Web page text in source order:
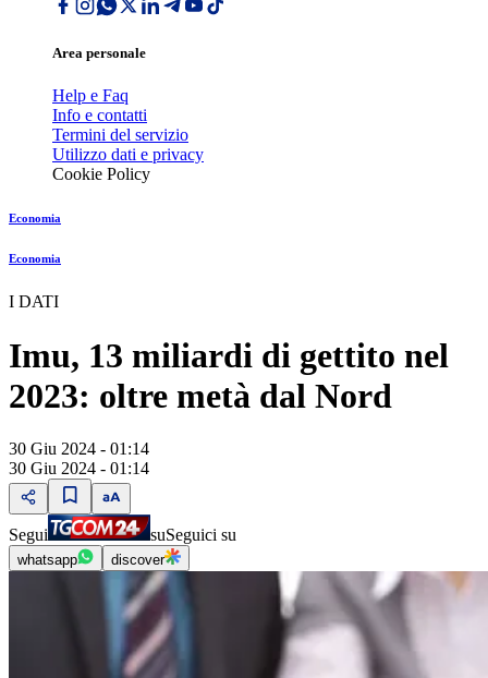
Area personale
Help e Faq
Info e contatti
Termini del servizio
Utilizzo dati e privacy
Cookie Policy
Economia
Economia
I DATI
Imu, 13 miliardi di gettito nel
2023: oltre metà dal Nord
30 Giu 2024 - 01:14
30 Giu 2024 - 01:14
Segui suSeguici su
whatsapp discover